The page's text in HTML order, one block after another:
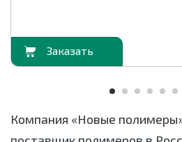
Компания «Новые